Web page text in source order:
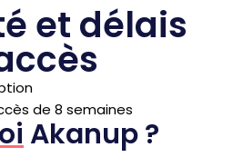
et délais
de 8 semaines
Akanup ?